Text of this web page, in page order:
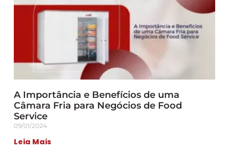
A Importância e Benefícios de uma
Câmara Fria para Negócios de Food
Service
09/01/2024
Leia Mais